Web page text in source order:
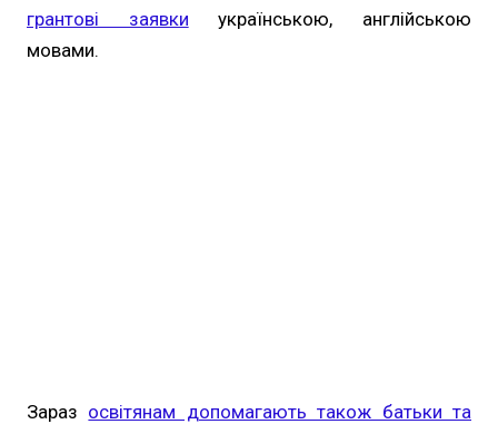
грантові заявки українською, англійською
мовами.
Зараз освітянам допомагають також батьки та